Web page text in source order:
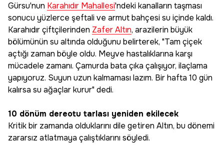
Gürsu'nun Karahıdır Mahallesi'ndeki kanalların taşması
sonucu yüzlerce şeftali ve armut bahçesi su içinde kaldı.
Karahıdır çiftçilerinden Zafer Altın, arazilerin büyük
bölümünün su altında olduğunu belirterek, "Tam çiçek
açtığı zaman böyle oldu. Meyve hastalıklarına karşı
mücadele zamanı. Çamurda bata çıka çalışıyor, ilaçlama
yapıyoruz. Suyun uzun kalmaması lazım. Bir hafta 10 gün
kalırsa su ağaçlar kurur" dedi.
10 dönüm dereotu tarlası yeniden ekilecek
Kritik bir zamanda olduklarını dile getiren Altın, bu dönemi
zararsız atlatmaya çalıştıklarını söyledi.